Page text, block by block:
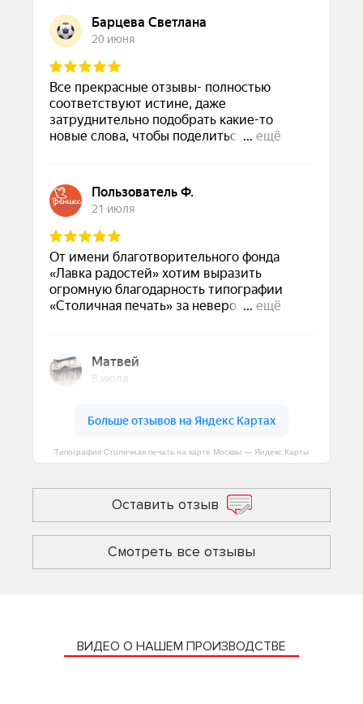
Типография Столичная печать на карте Москвы — Яндекс Карты
Оставить отзыв
Смотреть все отзывы
ВИДЕО О НАШЕМ ПРОИЗВОДСТВЕ